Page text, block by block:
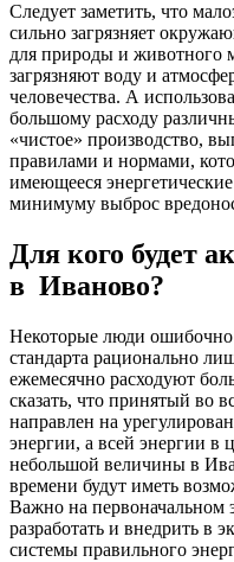
Следует заметить, что
сильно загрязняет
для природы и животного
загрязняют воду и
человечества. А
большому расходу
«чистое» производство,
правилами и нормами,
имеющееся
минимуму выброс
Для кого будет
в Иваново?
Некоторые люди ошибочно
стандарта рационально
ежемесячно расходуют
сказать, что принятый во
направлен на
энергии, а всей энергии в
небольшой величины в
времени будут иметь
Важно на первоначальном
разработать и внедрить в
системы правильного